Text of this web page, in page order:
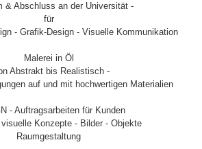
& Abschluss an der Universität -
für
- Grafik-Design - Visuelle Kommunikation
Malerei in Öl
Abstrakt bis Realistisch -
auf und mit hochwertigen Materialien
- Auftragsarbeiten für Kunden
Konzepte - Bilder - Objekte
Raumgestaltung